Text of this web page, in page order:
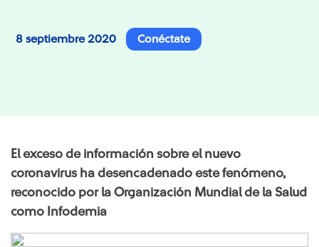
8 septiembre 2020 Conéctate
El exceso de información sobre el nuevo
coronavirus ha desencadenado este fenómeno,
reconocido por la Organización Mundial de la Salud
como Infodemia